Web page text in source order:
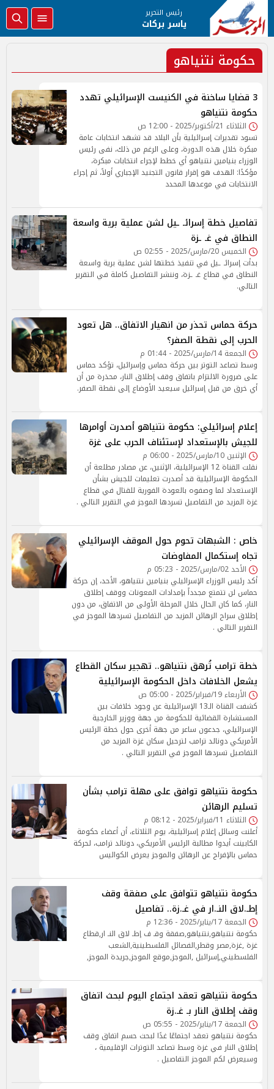
رئيس التحرير
ياسر بركات
حكومة نتنياهو
3 قضايا ساخنة في الكنيست الإسرائيلي تهدد
حكومة نتنياهو
الثلاثاء 21/أكتوبر/2025 - 12:00 ص
تسود تقديرات إسرائيلية بأن البلاد قد تشهد انتخابات عامة
مبكرة خلال هذه الدورة، وعلى الرغم من ذلك، نفى رئيس
الوزراء بنيامين نتنياهو أي خطط لإجراء انتخابات مبكرة،
مؤكدًا: الهدف هو إقرار قانون التجنيد الإجباري أولاً، ثم إجراء
الانتخابات في موعدها المحدد
تفاصيل خطة إسرائـ ـيل لشن عملية برية واسعة
النطاق في غـ ـزة
الخميس 20/مارس/2025 - 02:55 ص
بدأت إسرائـ ـيل في تنفيذ خطتها لشن عملية برية واسعة
النطاق في قطاع غـ ـزة، وننشر التفاصيل كاملة في التقرير
التالي.
حركة حماس تحذر من انهيار الاتفاق.. هل تعود
الحرب إلى نقطة الصفر؟
الجمعة 14/مارس/2025 - 01:44 م
وسط تصاعد التوتر بين حركة حماس وإسرائيل، تؤكد حماس
على ضرورة الالتزام باتفاق وقف إطلاق النار، محذرة من أن
أي خرق من قبل إسرائيل سيعيد الأوضاع إلى نقطة الصفر.
إعلام إسرائيلي: حكومة نتنياهو أصدرت أوامرها
للجيش بالإستعداد لإستئناف الحرب على غزة
الإثنين 10/مارس/2025 - 06:00 م
نقلت القناة 12 الإسرائيلية، الإثنين، عن مصادر مطلعة أن
الحكومة الإسرائيلية قد أصدرت تعليمات للجيش بشأن
الإستعداد لما وصفوه بالعودة الفورية للقتال في قطاع
غزة المزيد من التفاصيل تسردها الموجز في التقرير التالي .
خاص : الشبهات تحوم حول الموقف الإسرائيلي
تجاه إستكمال المفاوضات
الأحد 02/مارس/2025 - 05:23 م
أكد رئيس الوزراء الإسرائيلي بنيامين نتنياهو، الأحد، إن حركة
حماس لن تتمتع مجدداً بإمدادات المعونات ووقف إطلاق
النار، كما كان الحال خلال المرحلة الأولى من الاتفاق، من دون
إطلاق سراح الرهائن المزيد من التفاصيل تسردها الموجز في
التقرير التالي .
خطة ترامب تُرهق نتنياهو.. تهجير سكان القطاع
يشعل الخلافات داخل الحكومة الإسرائيلية
الأربعاء 19/فبراير/2025 - 05:00 ص
كشفت القناة الـ13 الإسرائيلية عن وجود خلافات بين
المستشارة القضائية للحكومة من جهة ووزير الخارجية
الإسرائيلي، جدعون ساعر من جهة أخرى حول خطة الرئيس
الأمريكي دونالد ترامب لترحيل سكان غزة المزيد من
التفاصيل تسردها الموجز في التقرير التالي .
حكومة نتنياهو توافق على مهلة ترامب بشأن
تسليم الرهائن
الثلاثاء 11/فبراير/2025 - 08:12 م
أعلنت وسائل إعلام إسرائيلية، يوم الثلاثاء، أن أعضاء حكومة
الكابينت أيدوا مطالبة الرئيس الأمريكي، دونالد ترامب، لحركة
حماس بالإفراج عن الرهائن والموجز يعرض الكواليس
حكومة نتنياهو تتوافق على صفقة وقف
إطـ.لاق النـ.ار في غـ.زة.. تفاصيل
الجمعة 17/يناير/2025 - 12:36 م
حكومة نتنياهو,نتنياهو,صفقة وقـ ف إطـ لاق النـ ار,قطاع
غزة ,غزة,مصر وقطر,الفصائل الفلسطينية,الشعب
الفلسطيني,إسرائيل ,الموجز,موقع الموجز,جريدة الموجز,
حكومة نتنياهو تعقد اجتماع اليوم لبحث اتفاق
وقف إطلاق النار بـ غـ.زة
الجمعة 17/يناير/2025 - 05:55 ص
حكومة نتنياهو تعقد اجتماعًا غدًا لبحث حسم اتفاق وقف
إطلاق النار في غزة وسط تصاعد التوترات الإقليمية ،
وسيعرض لكم الموجز التفاصيل .